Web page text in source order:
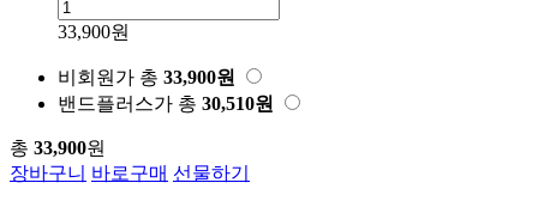
33,900원
비회원가 총 33,900원
밴드플러스가 총 30,510원
총 33,900원
장바구니 바로구매 선물하기